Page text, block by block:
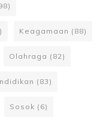
Keagamaan (88)
Olahraga (82)
(83)
Sosok (6)